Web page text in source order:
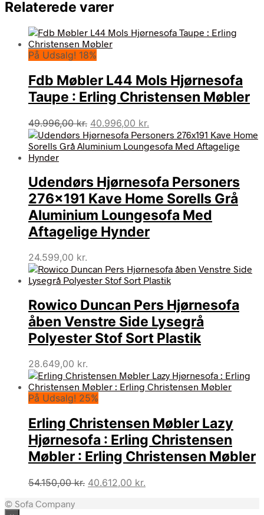
Relaterede varer
På Udsalg! 18%
Fdb Møbler L44 Mols Hjørnesofa
Taupe : Erling Christensen Møbler
49.996,00kr. Den
oprindelige
pris
40.996,00 kr.
aktuelle
pris
Udendørs Hjørnesofa Personers
276×191 Kave Home Sorells Grå
Aluminium Loungesofa Med
Aftagelige Hynder
24.599,00 kr.
Rowico Duncan Pers Hjørnesofa
åben Venstre Side Lysegrå
Polyester Stof Sort Plastik
28.649,00 kr.
På Udsalg! 25%
Erling Christensen Møbler Lazy
Hjørnesofa : Erling Christensen
Møbler : Erling Christensen Møbler
54.150,00kr. Den
40.612,00 kr.
© Sofa Company